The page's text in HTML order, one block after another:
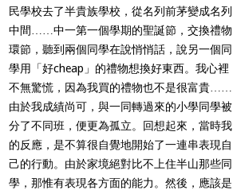
民學校去了半貴族學校，從名列前茅變成名列
中間……中一第一個學期的聖誕節，交換禮物
環節，聽到兩個同學在說悄悄話，說另一個同
學用「好cheap」的禮物想換好東西。我心裡
不無驚慌，因為我買的禮物也不是很富貴……
由於我成績尚可，與一同轉過來的小學同學被
分了不同班，便更為孤立。回想起來，當時我
的反應，是不算很自覺地開始了一連串表現自
己的行動。由於家境絕對比不上住半山那些同
學，那惟有表現各方面的能力。然後，應該是